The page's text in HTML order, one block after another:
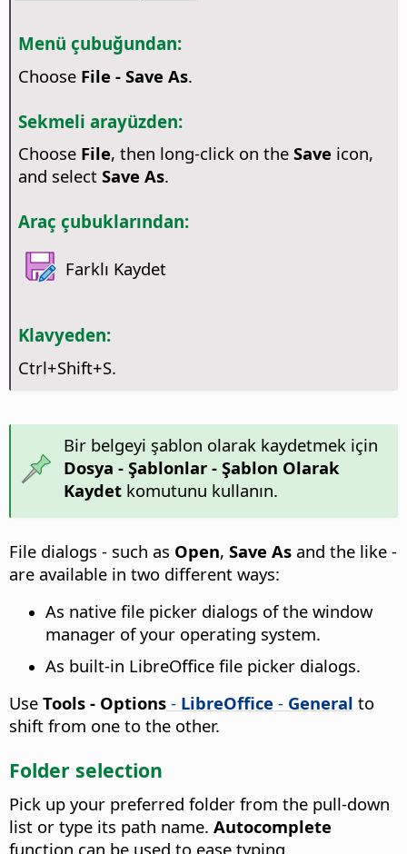
Menü çubuğundan:
Choose File - Save As.
Sekmeli arayüzden:
Choose File, then long-click on the Save icon,
and select Save As.
Araç çubuklarından:
Farklı Kaydet
Klavyeden:
Ctrl+Shift+S.
Bir belgeyi şablon olarak kaydetmek için
Dosya - Şablonlar - Şablon Olarak
Kaydetkomutunu kullanın.
File dialogs - such as Open, Save As and the like -
are available in two different ways:
As native file picker dialogs of the window
manager of your operating system.
As built-in LibreOffice file picker dialogs.
Use Tools - Options - LibreOffice - General to
shift from one to the other.
Folder selection
Pick up your preferred folder from the pull-down
list or type its path name. Autocomplete
function can be used to ease typing.